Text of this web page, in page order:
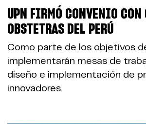
UPN FIRMÓ CONVENIO CON
OBSTETRAS DEL PERÚ
Como parte de los objetivos
implementarán mesas de
diseño e implementación de
innovadores.